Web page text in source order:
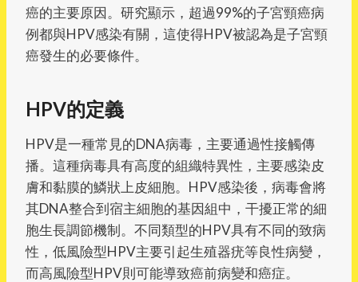
癌的主要原因。研究顯示，超過99%的子宮頸癌病
例都與HPV感染有關，這使得HPV被認為是子宮頸
癌發生的必要條件。
HPV的定義
HPV是一種常見的DNA病毒，主要通過性接觸傳
播。這種病毒具有高度的組織特異性，主要感染皮
膚和黏膜的鱗狀上皮細胞。HPV感染後，病毒會將
其DNA整合到宿主細胞的基因組中，干擾正常的細
胞生長調節機制。不同類型的HPV具有不同的致病
性，低風險型HPV主要引起生殖器疣等良性病變，
而高風險型HPV則可能導致癌前病變和癌症。